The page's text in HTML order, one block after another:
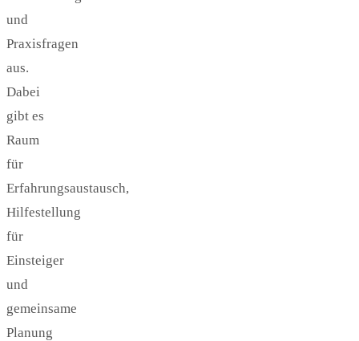
und
Praxisfragen
aus.
Dabei
gibt es
Raum
für
Erfahrungsaustausch,
Hilfestellung
für
Einsteiger
und
gemeinsame
Planung